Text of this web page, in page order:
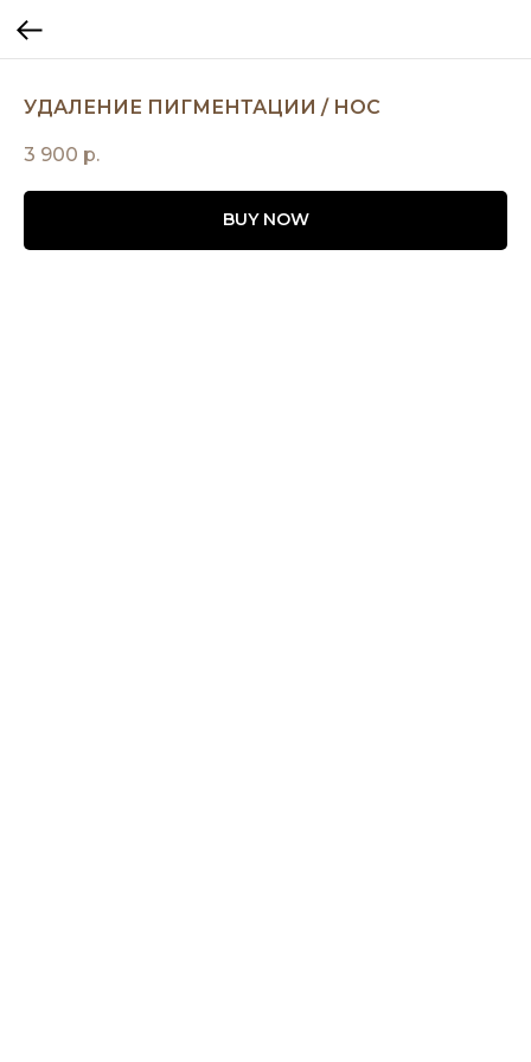
УДАЛЕНИЕ ПИГМЕНТАЦИИ / НОС
3 900 р.
BUY NOW